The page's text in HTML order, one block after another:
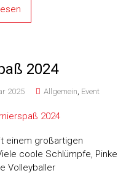
2024
2025 Allgemein, Event
einem großartigen
coole Schlümpfe, Pinke
Volleyballer